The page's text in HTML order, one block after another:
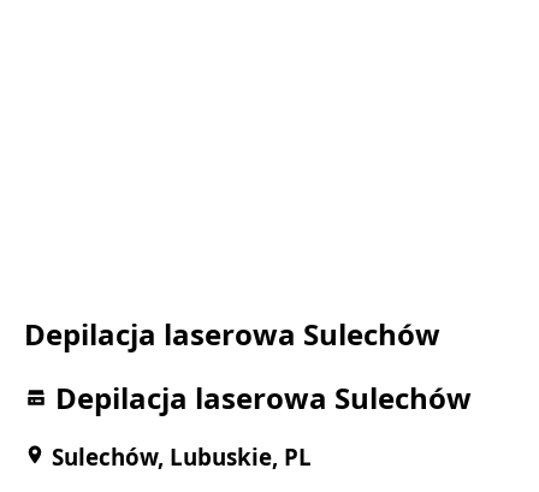
Depilacja laserowa Sulechów
Depilacja laserowa Sulechów
Sulechów, Lubuskie, PL